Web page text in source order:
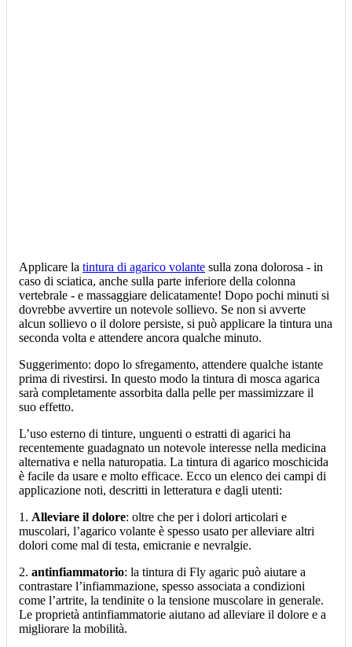
Applicare la tintura di agarico volante sulla zona dolorosa - in
caso di sciatica, anche sulla parte inferiore della colonna
vertebrale - e massaggiare delicatamente! Dopo pochi minuti si
dovrebbe avvertire un notevole sollievo. Se non si avverte
alcun sollievo o il dolore persiste, si può applicare la tintura una
seconda volta e attendere ancora qualche minuto.
Suggerimento: dopo lo sfregamento, attendere qualche istante
prima di rivestirsi. In questo modo la tintura di mosca agarica
sarà completamente assorbita dalla pelle per massimizzare il
suo effetto.
L’uso esterno di tinture, unguenti o estratti di agarici ha
recentemente guadagnato un notevole interesse nella medicina
alternativa e nella naturopatia. La tintura di agarico moschicida
è facile da usare e molto efficace. Ecco un elenco dei campi di
applicazione noti, descritti in letteratura e dagli utenti:
1. Alleviare il dolore: oltre che per i dolori articolari e
muscolari, l’agarico volante è spesso usato per alleviare altri
dolori come mal di testa, emicranie e nevralgie.
2. antinfiammatorio: la tintura di Fly agaric può aiutare a
contrastare l’infiammazione, spesso associata a condizioni
come l’artrite, la tendinite o la tensione muscolare in generale.
Le proprietà antinfiammatorie aiutano ad alleviare il dolore e a
migliorare la mobilità.